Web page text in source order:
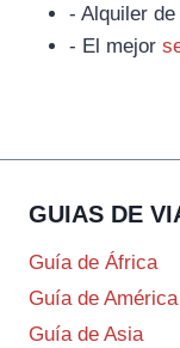
- Alquiler
- El mejor
GUIAS DE
Guía de África
Guía de América
Guía de Asia